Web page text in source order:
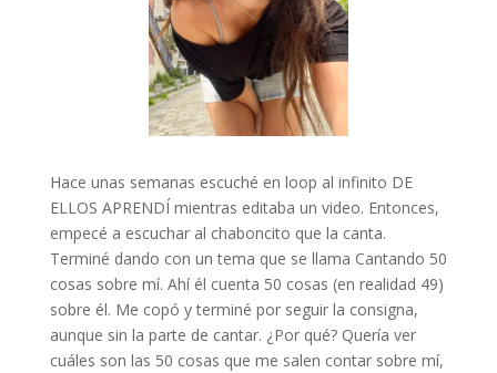
Hace unas semanas escuché en loop al infinito DE
ELLOS APRENDÍ mientras editaba un video. Entonces,
empecé a escuchar al chaboncito que la canta.
Terminé dando con un tema que se llama Cantando 50
cosas sobre mí. Ahí él cuenta 50 cosas (en realidad 49)
sobre él. Me copó y terminé por seguir la consigna,
aunque sin la parte de cantar. ¿Por qué? Quería ver
cuáles son las 50 cosas que me salen contar sobre mí,